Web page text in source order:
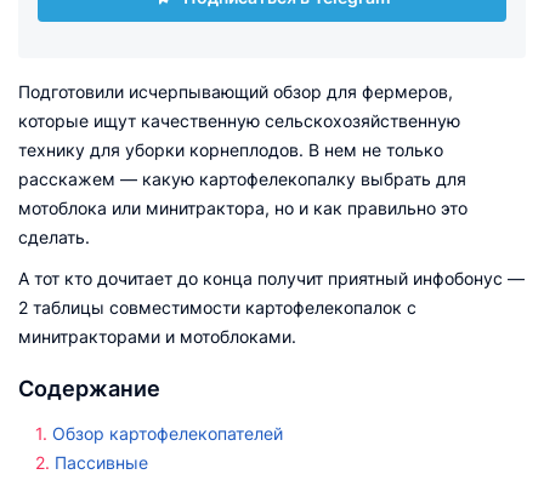
Подготовили исчерпывающий обзор для фермеров,
которые ищут качественную сельскохозяйственную
технику для уборки корнеплодов. В нем не только
расскажем — какую картофелекопалку выбрать для
мотоблока или минитрактора, но и как правильно это
сделать.
А тот кто дочитает до конца получит приятный инфобонус —
2 таблицы совместимости картофелекопалок с
минитракторами и мотоблоками.
Содержание
Обзор картофелекопателей
Пассивные